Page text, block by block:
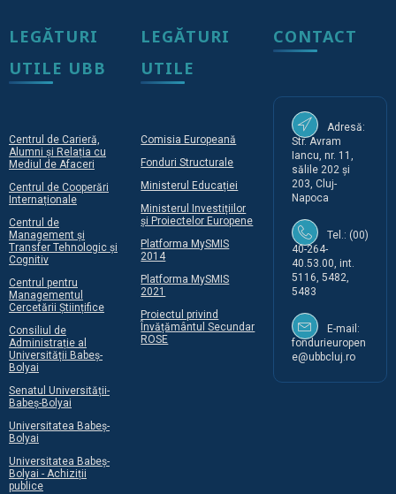
LEGĂTURI
UTILE UBB
Centrul de Carieră,
Alumni și Relația cu
Mediul de Afaceri
Centrul de Cooperări
Internaționale
Centrul de
Management și
Transfer Tehnologic și
Cognitiv
Centrul pentru
Managementul
Cercetării Științifice
Consiliul de
Administrație al
Universității Babeș-
Bolyai
Senatul Universității-
Babeș-Bolyai
Universitatea Babeș-
Bolyai
Universitatea Babeș-
Bolyai - Achiziții
publice
LEGĂTURI
UTILE
Comisia Europeană
Fonduri Structurale
Ministerul Educației
Ministerul Investițiilor
și Proiectelor Europene
Platforma MySMIS
2014
Platforma MySMIS
2021
Proiectul privind
Învățământul Secundar
ROSE
CONTACT
Adresă:
Str. Avram
Iancu, nr. 11,
sălile 202 și
203, Cluj-
Napoca
Tel.: (00)
40-264-
40.53.00, int.
5116, 5482,
5483
E-mail:
fondurieuropen
e@ubbcluj.ro